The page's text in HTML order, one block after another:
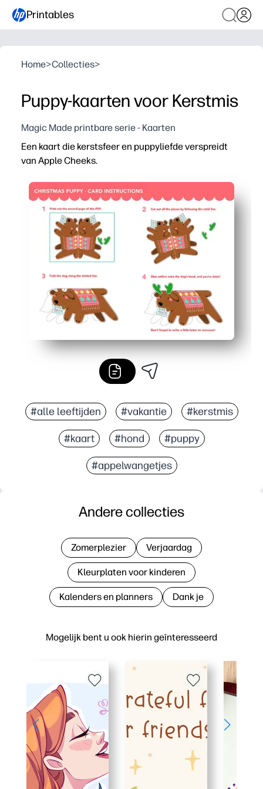
Printables
Home>Collecties>
Puppy-kaarten voor Kerstmis
Magic Made printbare serie - Kaarten
Een kaart die kerstsfeer en puppyliefde verspreidt
van Apple Cheeks.
Je kunt binnen enkele minuten printen, knippen en
Schattige puppy-illustratie verrukt kinderen en
De lege binnenkant biedt je ruimte om notities,
Ontworpen voor thuisprinters: werkt op letter of A4,
#alle leeftijden #vakantie #kerstmis
#kaart #hond #puppy
#appelwangetjes
Mogelijk bent u ook hierin geïnteresseerd
Andere collecties
Zomerplezier Verjaardag
Kleurplaten voor kinderen
Kalenders en planners Dank je